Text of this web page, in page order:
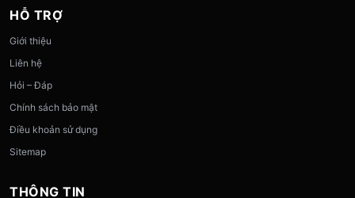
HỖ TRỢ
Giới thiệu
Liên hệ
Hỏi – Đáp
Chính sách bảo mật
Điều khoản sử dụng
Sitemap
THÔNG TIN